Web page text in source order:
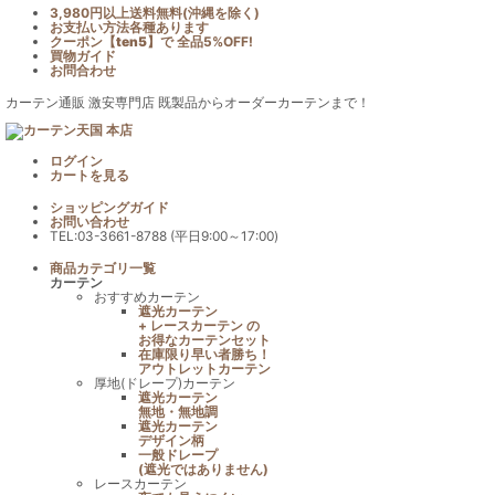
3,980円以上送料無料(沖縄を除く)
お支払い方法各種あります
クーポン【ten5】で全品5%OFF!
買物ガイド
お問合わせ
カーテン通販 激安専門店 既製品からオーダーカーテンまで！
ログイン
カート を見る
ショッピングガイド
お問い合わせ
TEL:03-3661-8788 (平日9:00～17:00)
商品カテゴリ一覧
カーテン
おすすめカーテン
遮光カーテン
+ レースカーテン の
お得なカーテンセット
在庫限り早い者勝ち！
アウトレットカーテン
厚地(ドレープ)カーテン
遮光カーテン
無地・無地調
遮光カーテン
デザイン柄
一般ドレープ
(遮光ではありません)
レースカーテン